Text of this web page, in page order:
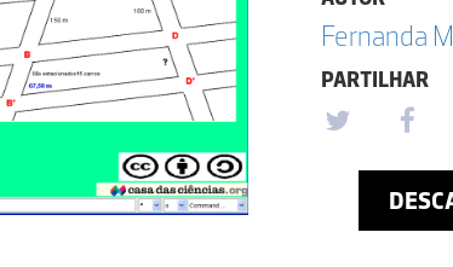
Fernanda
PARTILHAR